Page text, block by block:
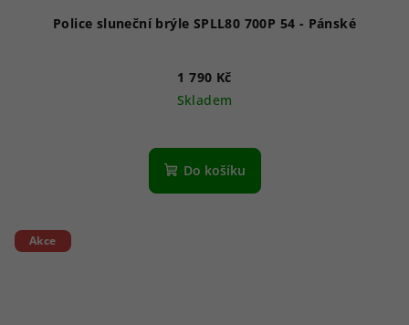
Police sluneční brýle SPLL80 700P 54 - Pánské
1 790 Kč
Skladem
Do košíku
Akce